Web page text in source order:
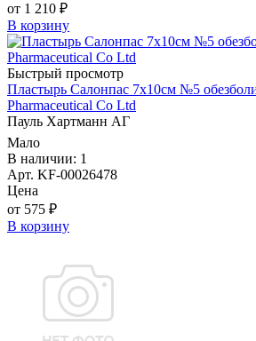
от 1 210 ₽
В корзину
Быстрый просмотр
Пластырь Салонпас 7х10см №5
Pharmaceutical Co Ltd
Пауль Хартманн AГ
Мало
В наличии: 1
Арт. KF-00026478
Цена
от 575 ₽
В корзину